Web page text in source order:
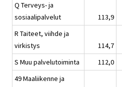
Q Terveys- ja
sosiaalipalvelut
113,9
R Taiteet, viihde ja
virkistys
114,7
S Muu palvelutoiminta
112,0
49 Maaliikenne ja